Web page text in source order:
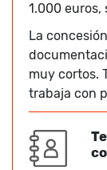
1.000 euros,
La
muy cortos.
trabaja con